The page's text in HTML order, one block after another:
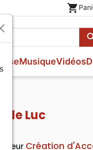
shopping_cart
Bandes
MusiqueVidéos
de Luc
Création